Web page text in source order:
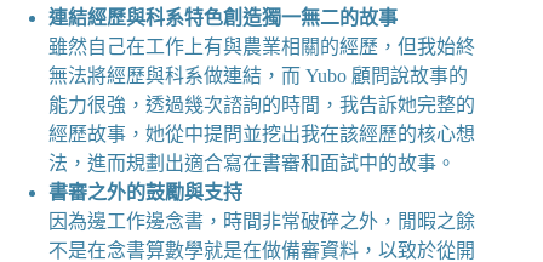
連結經歷與科系特色創造獨一無二的故事
雖然自己在工作上有與農業相關的經歷，但我始終
無法將經歷與科系做連結，而 Yubo 顧問說故事的
能力很強，透過幾次諮詢的時間，我告訴她完整的
經歷故事，她從中提問並挖出我在該經歷的核心想
法，進而規劃出適合寫在書審和面試中的故事。
書審之外的鼓勵與支持
因為邊工作邊念書，時間非常破碎之外，閒暇之餘
不是在念書算數學就是在做備審資料，以致於從開